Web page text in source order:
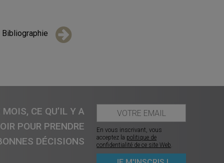
Bibliographie
MOIS, CE QU’IL Y A
POUR PRENDRE
DÉCISIONS
En vous inscrivant, vous
acceptez la politique de
confidentialité de ce site Web.